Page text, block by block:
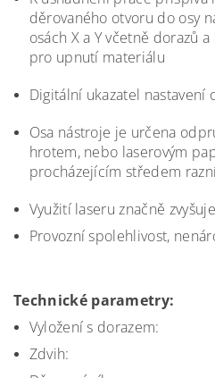
děrovaného otvoru do osy
osách Xa Y včetně dorazů
pro upnutí materiálu
Digitální ukazatel nastavení
Osa nástroje je určena
hrotem, nebo laserovým
procházejícímstředem
Využití laseru značně
Provozní spolehlivost,
Technické parametry:
Vyložení s dorazem:
Zdvih: 66